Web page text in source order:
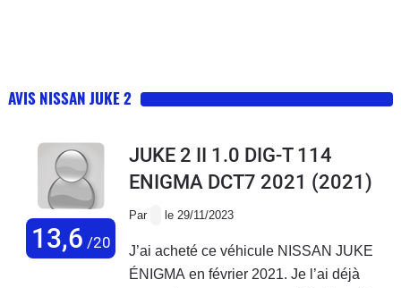
AVIS NISSAN JUKE 2
13,6 /20
JUKE 2 II 1.0 DIG-T 114
ENIGMA DCT7 2021 (2021)
Par le 29/11/2023
J’ai acheté ce véhicule NISSAN JUKE
ÉNIGMA en février 2021. Je l’ai déjà